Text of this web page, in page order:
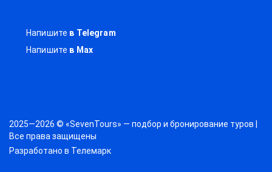
Напишите в Telegram
Напишите в Max
2025—2026 © «SevenTours» — подбор и бронирование туров |
Все права защищены
Разработано в Телемарк